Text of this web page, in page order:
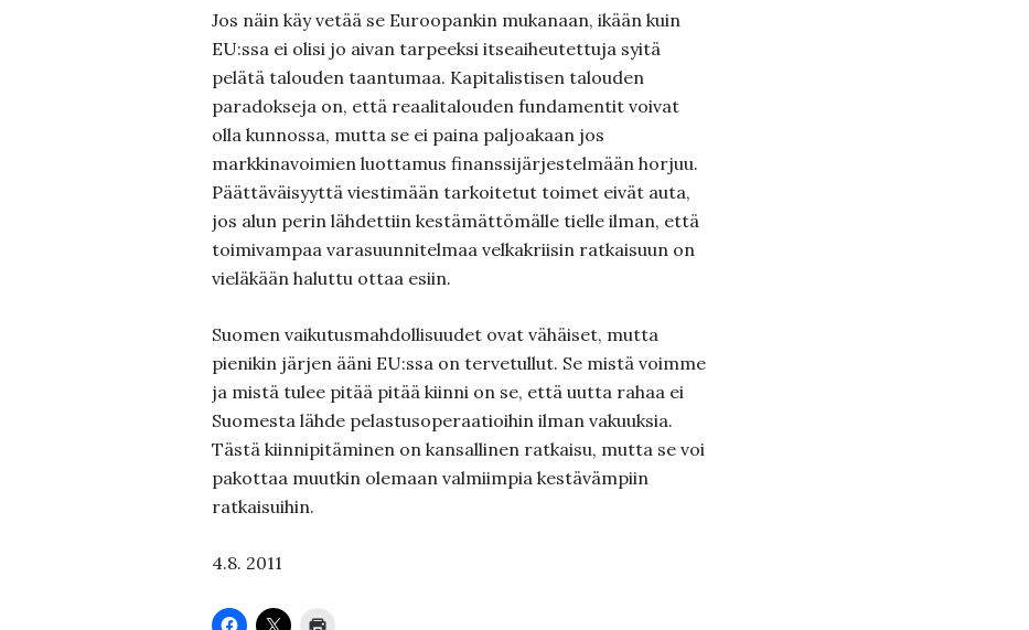
Jos näin käy vetää se Euroopankin mukanaan, ikään kuin
EU:ssa ei olisi jo aivan tarpeeksi itseaiheutettuja syitä
pelätä talouden taantumaa. Kapitalistisen talouden
paradokseja on, että reaalitalouden fundamentit voivat
olla kunnossa, mutta se ei paina paljoakaan jos
markkinavoimien luottamus finanssijärjestelmään horjuu.
Päättäväisyyttä viestimään tarkoitetut toimet eivät auta,
jos alun perin lähdettiin kestämättömälle tielle ilman, että
toimivampaa varasuunnitelmaa velkakriisin ratkaisuun on
vieläkään haluttu ottaa esiin.
Suomen vaikutusmahdollisuudet ovat vähäiset, mutta
pienikin järjen ääni EU:ssa on tervetullut. Se mistä voimme
ja mistä tulee pitää pitää kiinni on se, että uutta rahaa ei
Suomesta lähde pelastusoperaatioihin ilman vakuuksia.
Tästä kiinnipitäminen on kansallinen ratkaisu, mutta se voi
pakottaa muutkin olemaan valmiimpia kestävämpiin
ratkaisuihin.
4.8. 2011